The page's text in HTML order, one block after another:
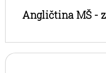
Angličtina MŠ -